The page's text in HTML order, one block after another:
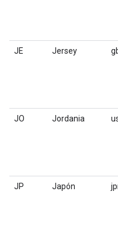
JE Jersey
JO Jordania
JP Japón